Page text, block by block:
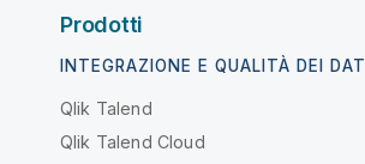
Prodotti
INTEGRAZIONE E QUALITÀ DEI DATI
Qlik Talend
Qlik Talend Cloud